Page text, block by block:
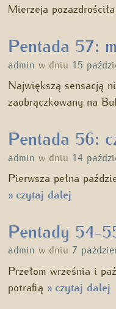
Mierzeja
Pentada 57:
admin w dniu 15
Największą sensacją
zaobrączkowany na
Pentada 56:
admin w dniu 14
Pierwsza pełna
»czytaj dalej
Pentady 54-
admin w dniu 7
Przełom września i
potrafią »czytaj dalej